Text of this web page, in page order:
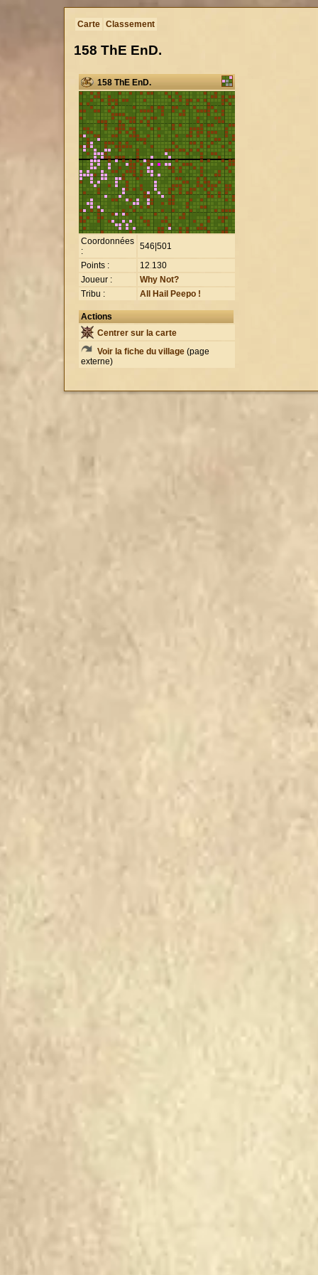
Carte Classement
158 ThE EnD.
158 ThE EnD.
Coordonnées
:
546|501
Points :
12.130
Joueur :
Why Not?
Tribu :
All Hail Peepo !
Actions
Centrer sur la carte
Voir la fiche du village (page
externe)